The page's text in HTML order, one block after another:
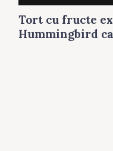
Tort cu fructe
Hummingbird